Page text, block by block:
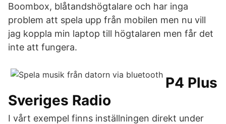
Boombox, blåtandshögtalare och har inga
problem att spela upp från mobilen men nu vill
jag koppla min laptop till högtalaren men får det
inte att fungera.
P4 Plus
Sveriges Radio
I vårt exempel finns inställningen direkt under